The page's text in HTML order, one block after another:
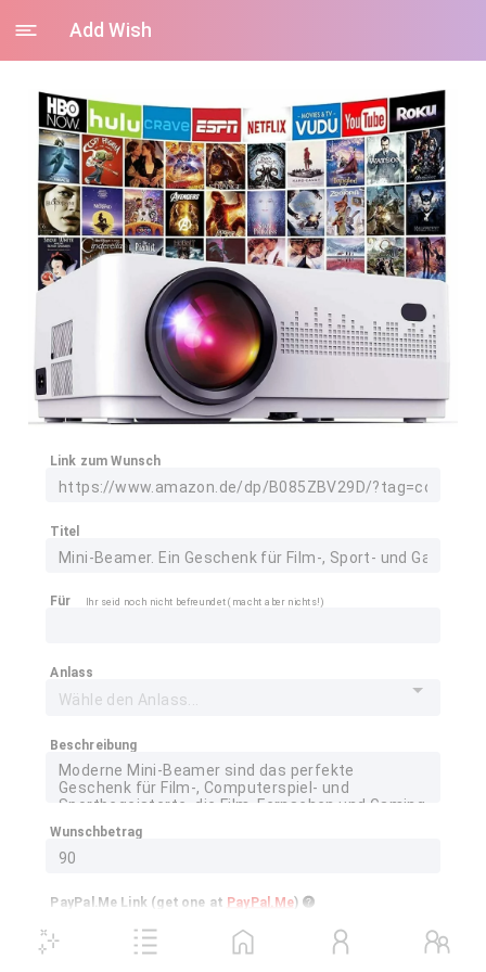
Add Wish
Link zum Wunsch
Titel
Für Ihr seid noch nicht befreundet (macht aber nichts!)
Anlass
Beschreibung
Wunschbetrag
PayPal.Me Link (get one at PayPal.Me)